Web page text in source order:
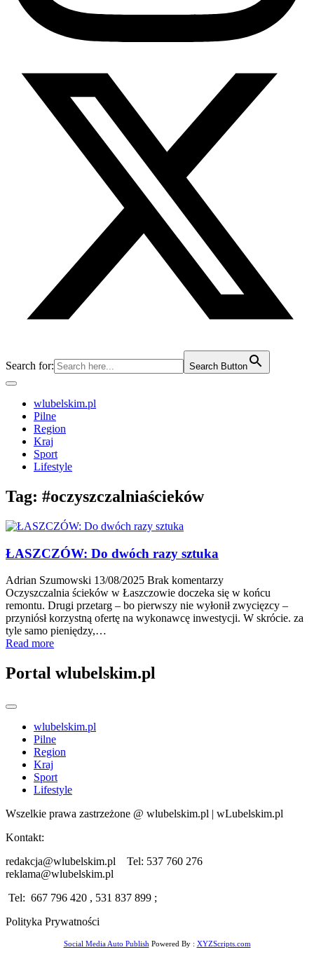
Search for: Search Button
wlubelskim.pl
Pilne
Region
Kraj
Sport
Lifestyle
Tag: #oczyszczalniaścieków
ŁASZCZÓW: Do dwóch razy sztuka
Adrian Szumowski 13/08/2025 Brak komentarzy
Oczyszczalnia ścieków w Łaszczowie doczeka się w końcu
remontu. Drugi przetarg – bo pierwszy nie wyłonił zwycięzcy –
przyniósł korzystną ofertę na wykonawcę inwestycji. W skrócie. za
tyle samo pieniędzy,…
Read more
Portal wlubelskim.pl
wlubelskim.pl
Pilne
Region
Kraj
Sport
Lifestyle
Wszelkie prawa zastrzeżone @ wlubelskim.pl | wLubelskim.pl
Kontakt:
redakcja@wlubelskim.pl Tel: 537 760 276
reklama@wlubelskim.pl
Tel: 667 796 420 , 531 837 899 ;
Polityka Prywatności
Social Media Auto Publish Powered By : XYZScripts.com